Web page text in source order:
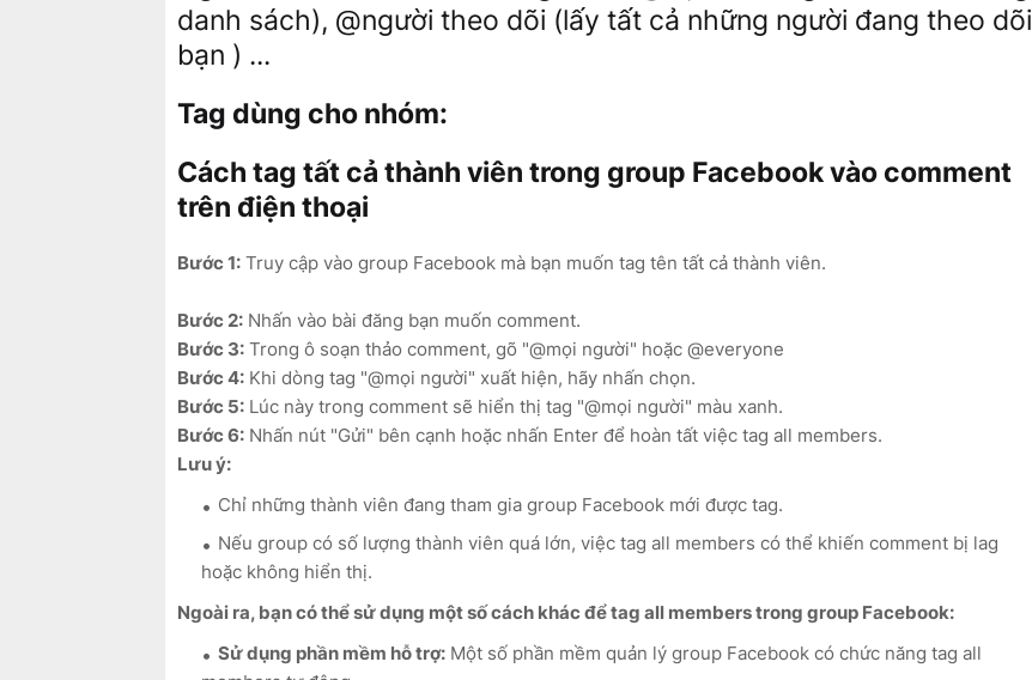
danh sách), @người theo dõi (lấy tất cả những người đang theo dõi
bạn ) ...
Tag dùng cho nhóm:
Cách tag tất cả thành viên trong group Facebook vào comment
trên điện thoại
Bước 1: Truy cập vào group Facebook mà bạn muốn tag tên tất cả thành viên.
Bước 2: Nhấn vào bài đăng bạn muốn comment.
Bước 3: Trong ô soạn thảo comment, gõ "@mọi người" hoặc @everyone
Bước 4: Khi dòng tag "@mọi người" xuất hiện, hãy nhấn chọn.
Bước 5: Lúc này trong comment sẽ hiển thị tag "@mọi người" màu xanh.
Bước 6: Nhấn nút "Gửi" bên cạnh hoặc nhấn Enter để hoàn tất việc tag all members.
Lưu ý:
Chỉ những thành viên đang tham gia group Facebook mới được tag.
Nếu group có số lượng thành viên quá lớn, việc tag all members có thể khiến comment bị lag
hoặc không hiển thị.
Ngoài ra, bạn có thể sử dụng một số cách khác để tag all members trong group Facebook:
Sử dụng phần mềm hỗ trợ: Một số phần mềm quản lý group Facebook có chức năng tag all